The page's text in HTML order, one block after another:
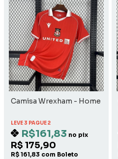
Camisa Wrexham - Home
LEVE 3 PAGUE 2
R$161,83 no pix
R$ 175,90
R$ 161,83 com Boleto